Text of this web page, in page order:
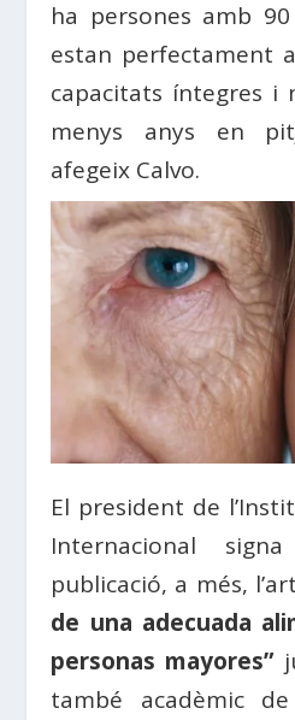
ha persones amb
estan perfectament
capacitats íntegres i
menys anys en
afegeix Calvo.
El president de
Internacional
publicació, a més,
de una adecuada
personas mayores”
també acadèmic